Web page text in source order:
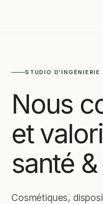
STUDIO D'INGÉNIERIE
Nous
et
santé
Cosmétiques,